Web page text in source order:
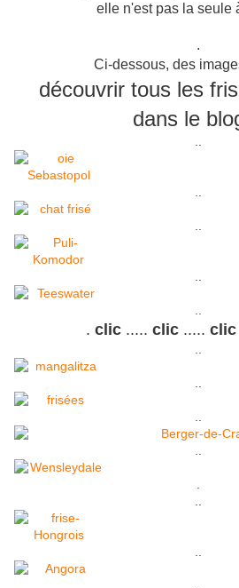
elle n'est pas la seule
.
Ci-dessous, des
découvrir tous les
dans le
. clic..... clic..... clic